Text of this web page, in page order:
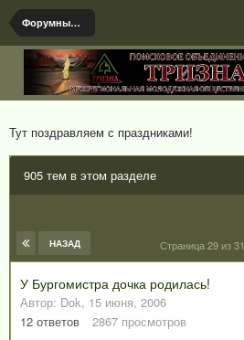
Форумный клуб общения
Тут поздравляем с праздниками!
905 тем в этом разделе
НАЗАД Страница 29 из 31
У Бургомистра дочка родилась!
Автор: Dok, 15 июня, 2006
12 ответов 2867 просмотров